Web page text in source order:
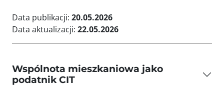
Data publikacji: 20.05.2026
Data aktualizacji: 22.05.2026
Wspólnota mieszkaniowa jako
podatnik CIT